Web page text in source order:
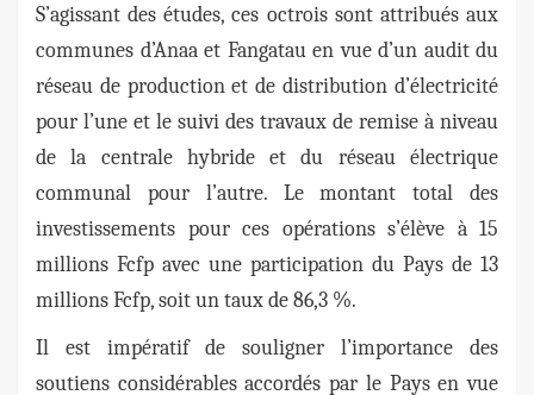
S’agissant des études, ces octrois sont attribués aux
communes d’Anaa et Fangatau en vue d’un audit du
réseau de production et de distribution d’électricité
pour l’une et le suivi des travaux de remise à niveau
de la centrale hybride et du réseau électrique
communal pour l’autre. Le montant total des
investissements pour ces opérations s’élève à 15
millions Fcfp avec une participation du Pays de 13
millions Fcfp, soit un taux de 86,3 %.
Il est impératif de souligner l’importance des
soutiens considérables accordés par le Pays en vue